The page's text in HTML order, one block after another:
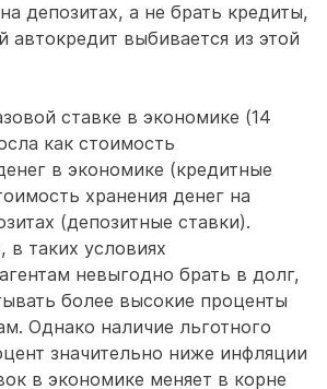
депозитах, а не брать кредиты,
автокредит выбивается из этой
ставке в экономике (14
как стоимость
в экономике (кредитные
хранения денег на
(депозитные ставки).
в таких условиях
невыгодно брать в долг,
более высокие проценты
Однако наличие льготного
значительно ниже инфляции
в экономике меняет в корне